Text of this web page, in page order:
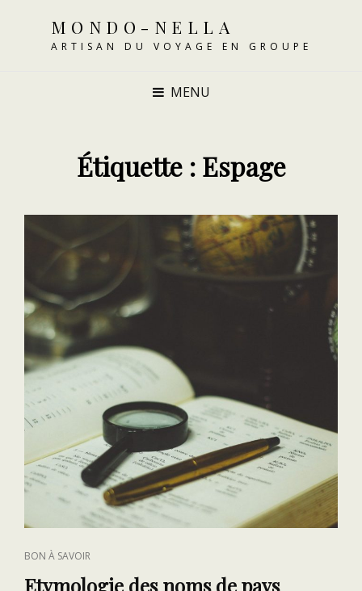
MONDO-NELLA
ARTISAN DU VOYAGE EN GROUPE
MENU
Étiquette : Espage
CAT
LINKS
BON À SAVOIR
Etymologie des noms de pays